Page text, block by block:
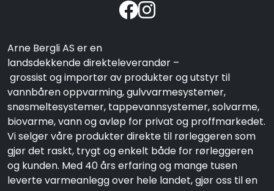
Arne Bergli AS er en
landsdekkende direkteleverandør –
grossist og importør av produkter og utstyr til
vannbåren oppvarming, gulvvarmesystemer,
snøsmeltesystemer, tappevannsystemer, solvarme,
biovarme, vann og avløp for privat og proffmarkedet.
Vi selger våre produkter direkte til rørleggeren som
gjør det raskt, trygt og enkelt både for rørleggeren
og kunden. Med 40 års erfaring og mange tusen
leverte varmeanlegg over hele landet, gjør oss til en